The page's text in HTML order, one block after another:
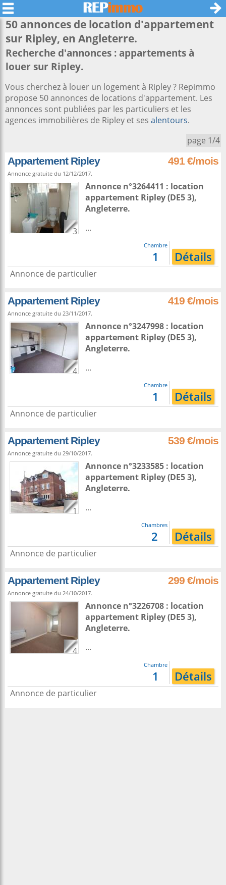
50 annonces de location d'appartement
sur Ripley, en Angleterre.
Recherche d'annonces : appartements à
louer sur Ripley.
Vous cherchez à louer un logement à Ripley ? Repimmo
propose 50 annonces de locations d'appartement. Les
annonces sont publiées par les particuliers et les
agences immobilières de Ripley et ses alentours.
page 1/4
Appartement Ripley 491 €/mois
Annonce gratuite du 12/12/2017.
3
Annonce n°3264411 : location
appartement Ripley(DE5 3),
Angleterre.
...
Chambre
1 Détails
Annonce de particulier
Appartement Ripley 419 €/mois
Annonce gratuite du 23/11/2017.
4
Annonce n°3247998 : location
appartement Ripley(DE5 3),
Angleterre.
...
Chambre
1 Détails
Annonce de particulier
Appartement Ripley 539 €/mois
Annonce gratuite du 29/10/2017.
1
Annonce n°3233585 : location
appartement Ripley(DE5 3),
Angleterre.
...
Chambres
2 Détails
Annonce de particulier
Appartement Ripley 299 €/mois
Annonce gratuite du 24/10/2017.
4
Annonce n°3226708 : location
appartement Ripley(DE5 3),
Angleterre.
...
Chambre
1 Détails
Annonce de particulier